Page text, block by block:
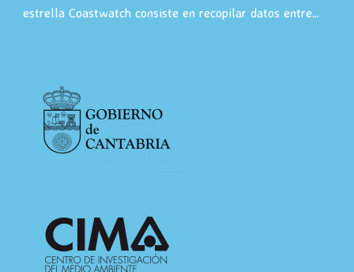
estrella Coastwatch consiste en recopilar datos entre...